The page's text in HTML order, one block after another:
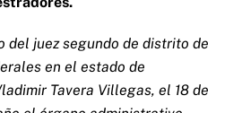
del juez segundo de distrito de
en el estado de
Tavera Villegas, el 18 de